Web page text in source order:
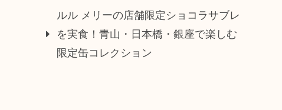
ルル メリーの店舗限定ショコラサブレ
を実食！青山・日本橋・銀座で楽しむ
限定缶コレクション